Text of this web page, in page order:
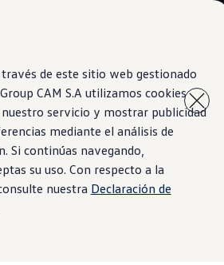
de este sitio web gestionado
CAM S.A utilizamos cookies
servicio y mostrar publicidad
mediante el análisis de
Si continúas navegando,
su uso. Con respecto a la
nuestra Declaración de
para Prensa
Recall Campaign
Information